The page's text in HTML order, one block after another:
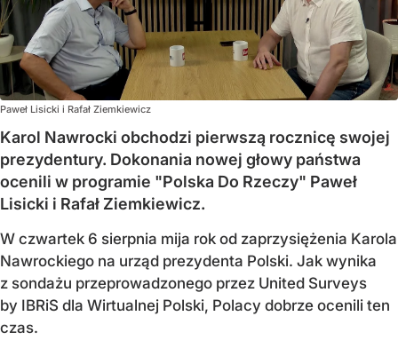
Paweł Lisicki i Rafał Ziemkiewicz
Karol Nawrocki obchodzi pierwszą rocznicę swojej
prezydentury. Dokonania nowej głowy państwa
ocenili w programie "Polska Do Rzeczy" Paweł
Lisicki i Rafał Ziemkiewicz.
W czwartek 6 sierpnia mija rok od zaprzysiężenia Karola
Nawrockiego na urząd prezydenta Polski. Jak wynika
z sondażu przeprowadzonego przez United Surveys
by IBRiS dla Wirtualnej Polski, Polacy dobrze ocenili ten
czas.